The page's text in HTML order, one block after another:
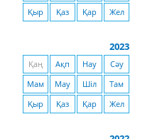
Қыр
Қаз Қар Жел
2023
Қаң Ақп Нау
Сәу
Мам
Мау Шіл
Там
Қыр
Қаз Қар Жел